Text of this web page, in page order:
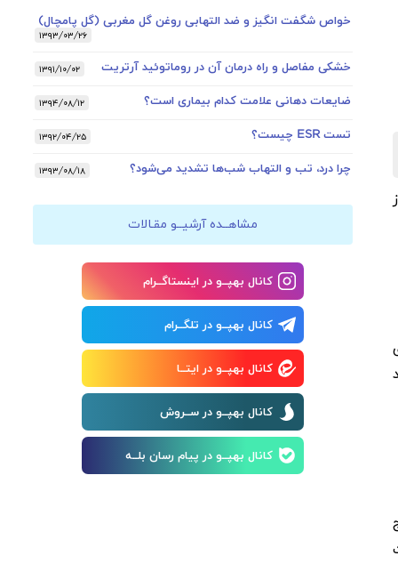
خواص شگفت انگیز و ضد التهابی روغن گل مغربی (گل پامچال)
۱۳۹۳/۰۳/۲۶
خشکی مفاصل و راه درمان آن در روماتوئید آرتریت ۱۳۹۱/۱۰/۰۲
ضایعات دهانی علامت کدام بیماری است؟ ۱۳۹۴/۰۸/۱۲
تست ESR چیست؟ ۱۳۹۲/۰۴/۲۵
چرا درد، تب و التهاب شب‌ها تشدید می‌شود؟ ۱۳۹۳/۰۸/۱۸
مشاهــده آرشیــو مقـالات
کانال بهپــو در اینستاگــرام
کانال بهپــو در تلگــرام
کانال بهپــو در ایتــا
کانال بهپــو در ســروش
کانال بهپــو در پیام رسان بلــه